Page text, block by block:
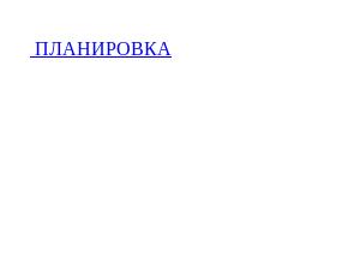
ПЛАНИРОВКА